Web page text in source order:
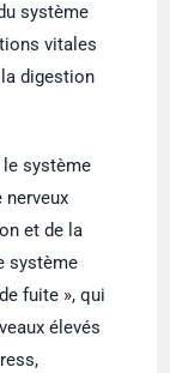
système
vitales
digestion
système
nerveux
et de la
système
fuite », qui
élevés